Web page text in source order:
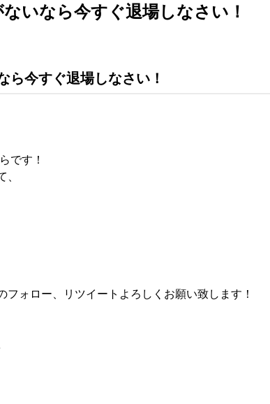
いなら今すぐ退場しなさい！
ら今すぐ退場しなさい！
です！
、
ォロー、リツイートよろしくお願い致します！